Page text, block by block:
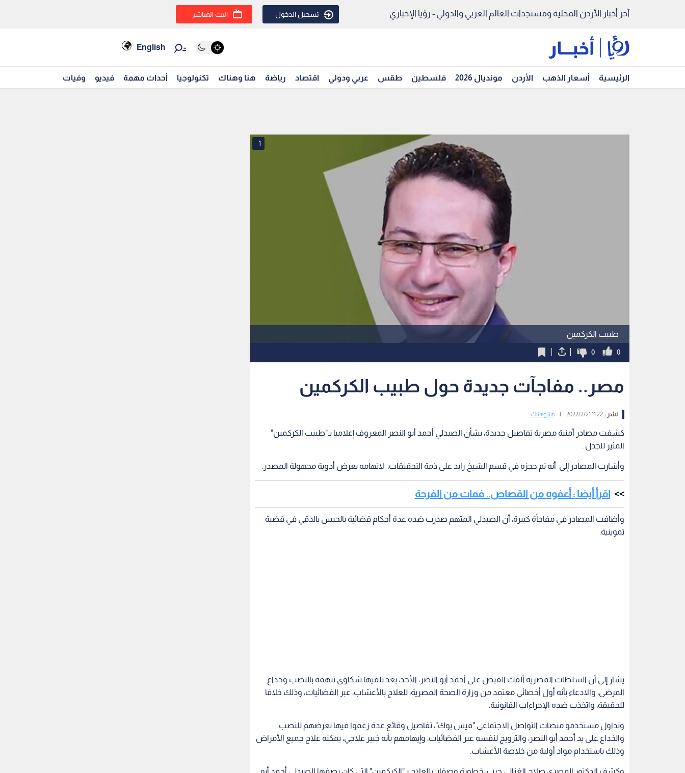
آخر أخبار الأردن المحلية ومستجدات العالم العربي والدولي - رؤيا الإخباري تسجيل الدخول البث المباشر
English
الرئيسية أسعار الذهب الأردن مونديال 2026 فلسطين طقس عربي ودولي اقتصاد رياضة هنا وهناك تكنولوجيا أحداث مهمة فيديو وفيات
طبيب الكركمين
1
0
0
مصر.. مفاجآت جديدة حول طبيب الكركمين
نشر :11:22 2022/2/21 هنا وهناك
كشفت مصادر أمنية مصرية تفاصيل جديدة، بشأن الصيدلي أحمد أبو النصر المعروف إعلاميا بـ"طبيب الكركمين"
المثير للجدل .
وأشارت المصادر إلى أنه تم حجزه في قسم الشيخ زايد على ذمة التحقيقات، لاتهامه بعرض أدوية مجهولة المصدر.
اقرأ أيضا : أعفوه من القصاص.. فمات من الفرحة
وأضافت المصادر في مفاجأة كبيرة، أن الصيدلي المتهم صدرت ضده عدة أحكام قضائية بالحبس بالدقي في قضية
تموينية.
يشار إلى أن السلطات المصرية ألقت القبض على أحمد أبو النصر، الأحد، بعد تلقيها شكاوى تتهمه بالنصب وخداع
المرضى، والادعاء بأنه أول أخصائي معتمد من وزارة الصحة المصرية، للعلاج بالأعشاب، عبر الفضائيات، وذلك خلافا
للحقيقة، واتخذت ضده الإجراءات القانونية.
وتداول مستخدمو منصات التواصل الاجتماعي "فيس بوك"، تفاصيل وقائع عدة زعموا فيها تعرضهم للنصب
والخداع على يد أحمد أبو النصر، والترويج لنفسه عبر الفضائيات، وإيهامهم بأنه خبير علاجي، يمكنه علاج جميع الأمراض
وذلك باستخدام مواد أولية من خلاصة الأعشاب.
وكشف الدكتور المصري صلاح الغزالي حرب، خطورة وصفات العلاج بـ"الكركمين" التي كان يصفها الصيدلي أحمد أبو